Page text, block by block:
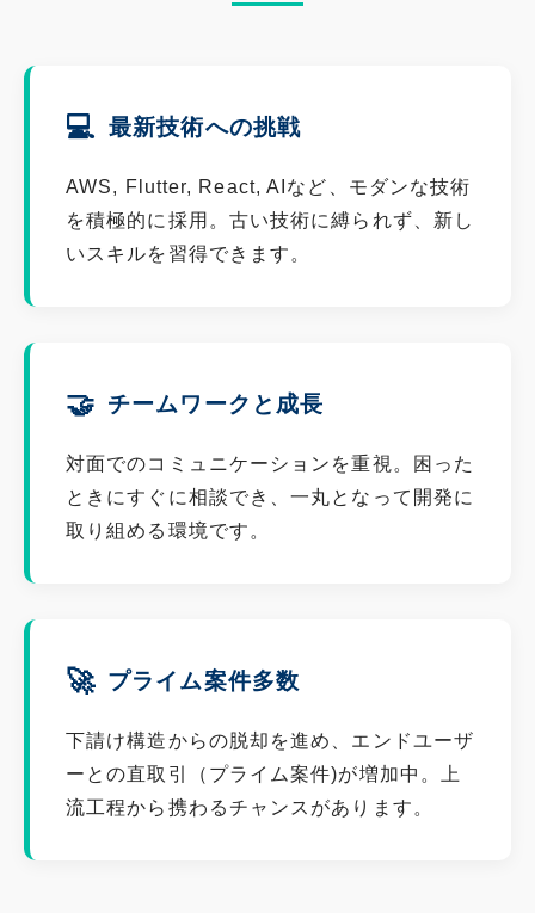
💻 最新技術への挑戦
AWS, Flutter, React, AIなど、モダンな技術
を積極的に採用。古い技術に縛られず、新し
いスキルを習得できます。
🤝 チームワークと成長
対面でのコミュニケーションを重視。困った
ときにすぐに相談でき、一丸となって開発に
取り組める環境です。
🚀 プライム案件多数
下請け構造からの脱却を進め、エンドユーザ
ーとの直取引（プライム案件)が増加中。上
流工程から携わるチャンスがあります。